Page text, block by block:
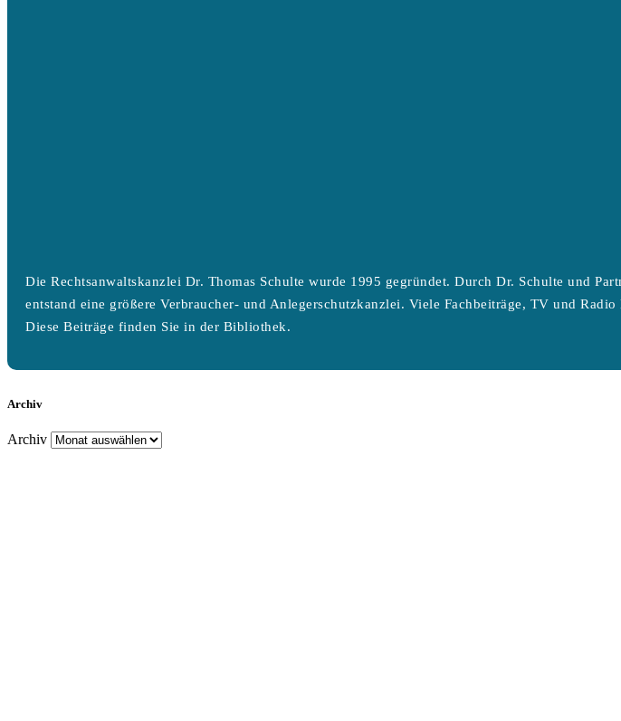
Die Rechtsanwaltskanzlei Dr. Thomas Schulte wurde 1995 gegründet. Durch Dr. Schulte und
entstand eine größere Verbraucher- und Anlegerschutzkanzlei. Viele Fachbeiträge, TV und
Diese Beiträge finden Sie in der Bibliothek.
Archiv
Archiv